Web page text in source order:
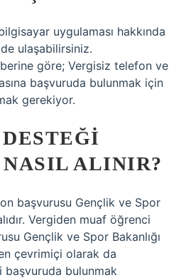
uygulaması hakkında
ulaşabilirsiniz.
göre; Vergisiz telefon ve
başvuruda bulunmak için
gerekiyor.
ALINIR?
başvurusu Gençlik ve Spor
Vergiden muaf öğrenci
Gençlik ve Spor Bakanlığı
çevrimiçi olarak da
başvuruda bulunmak